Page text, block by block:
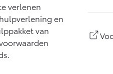
verlenen
en
van